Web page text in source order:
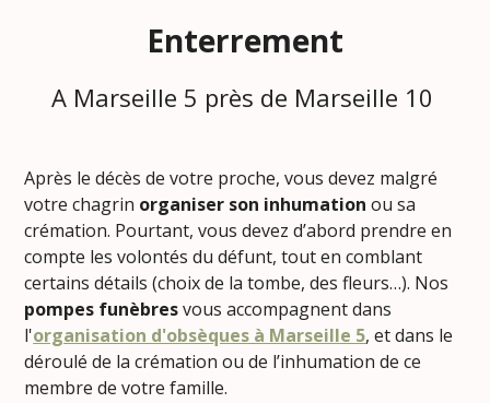
Enterrement
A Marseille 5 près de Marseille 10
Après le décès de votre proche, vous devez malgré
votre chagrin organiser son inhumation ou sa
crémation. Pourtant, vous devez d’abord prendre en
compte les volontés du défunt, tout en comblant
certains détails (choix de la tombe, des fleurs…). Nos
pompes funèbresvous accompagnent dans
l'organisation d'obsèques à Marseille 5, et dans le
déroulé de la crémation ou de l’inhumation de ce
membre de votre famille.